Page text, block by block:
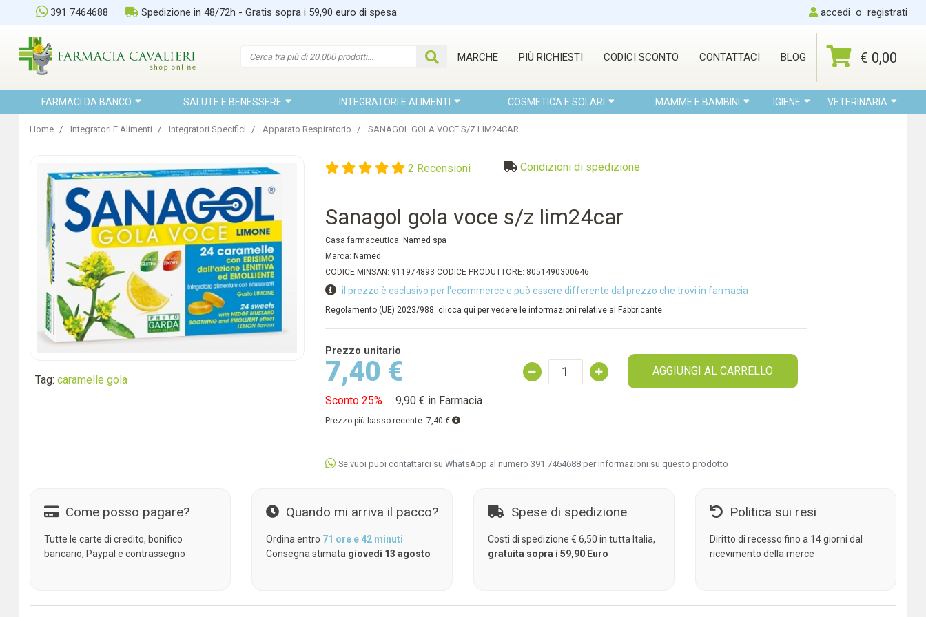
391 7464688 Spedizione in 48/72h - Gratis sopra i 59,90 euro di spesa accedi o registrati
MARCHE PIÙ RICHIESTI CODICI SCONTO CONTATTACI BLOG € 0,00
FARMACI DA BANCO SALUTE E BENESSERE INTEGRATORI E ALIMENTI COSMETICA E SOLARI MAMME E BAMBINI IGIENE VETERINARIA
Home Integratori E Alimenti Integratori Specifici Apparato Respiratorio SANAGOL GOLA VOCE S/Z LIM24CAR
Tag: caramelle gola
2 Recensioni Condizioni di spedizione
Sanagol gola voce s/z lim24car
Casa farmaceutica: Named spa
Marca: Named
CODICE MINSAN: 911974893 CODICE PRODUTTORE: 8051490300646
il prezzo è esclusivo per l'ecommerce e può essere differente dal prezzo che trovi in farmacia
Regolamento (UE) 2023/988: clicca qui per vedere le informazioni relative al Fabbricante
Prezzo unitario
7,40 €
Sconto 25% 9,90 € in Farmacia
Prezzo più basso recente:7,40 €
AGGIUNGI AL CARRELLO
Se vuoi puoi contattarci su WhatsApp al numero 391 7464688 per informazioni su questo prodotto
Come posso pagare?
Tutte le carte di credito, bonifico
bancario, Paypal e contrassegno
Quando mi arriva il pacco?
Ordina entro 71 ore e 42 minuti
Consegna stimata giovedì 13 agosto
Spese di spedizione
Costi di spedizione € 6,50 in tutta Italia,
gratuita sopra i 59,90 Euro
Politica sui resi
Diritto di recesso fino a 14 giorni dal
ricevimento della merce